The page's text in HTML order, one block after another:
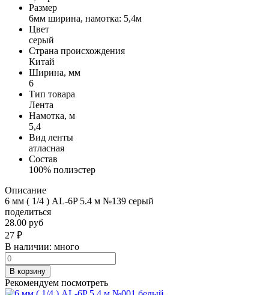
Размер
6мм ширина, намотка: 5,4м
Цвет
серый
Страна происхождения
Китай
Ширина, мм
6
Тип товара
Лента
Намотка, м
5,4
Вид ленты
атласная
Состав
100% полиэстер
Описание
6 мм ( 1/4 ) AL-6P 5.4 м №139 серый
поделиться
28.00 руб
27 ₽
В наличии: много
В корзину
Рекомендуем посмотреть